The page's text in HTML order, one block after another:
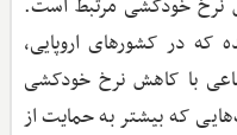
نرخ خودکشی مرتبط است.
که در کشورهای اروپایی،
با کاهش نرخ خودکشی
که بیشتر به حمایت از